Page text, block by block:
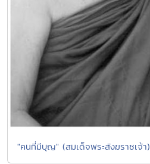
"คนที่มีบุญ" (สมเด็จพระสังฆราชเจ้า)